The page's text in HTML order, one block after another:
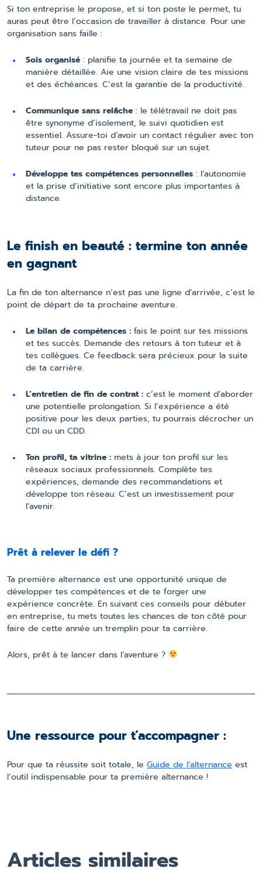
Si ton entreprise le propose, et si ton poste le permet, tu
auras peut être l’occasion de travailler à distance. Pour une
organisation sans faille :
Sois organisé : planifie ta journée et ta semaine de
manière détaillée. Aie une vision claire de tes missions
et des échéances. C’est la garantie de la productivité.
Communique sans relâche : le télétravail ne doit pas
être synonyme d’isolement, le suivi quotidien est
essentiel. Assure-toi d’avoir un contact régulier avec ton
tuteur pour ne pas rester bloqué sur un sujet.
Développe tes compétences personnelles : l’autonomie
et la prise d’initiative sont encore plus importantes à
distance.
Le finish en beauté : termine ton année
en gagnant
La fin de ton alternance n’est pas une ligne d’arrivée, c’est le
point de départ de ta prochaine aventure.
Le bilan de compétences : fais le point sur tes missions
et tes succès. Demande des retours à ton tuteur et à
tes collègues. Ce feedback sera précieux pour la suite
de ta carrière.
L’entretien de fin de contrat : c’est le moment d’aborder
une potentielle prolongation. Si l’expérience a été
positive pour les deux parties, tu pourrais décrocher un
CDI ou un CDD.
Ton profil, ta vitrine : mets à jour ton profil sur les
réseaux sociaux professionnels. Complète tes
expériences, demande des recommandations et
développe ton réseau. C’est un investissement pour
l’avenir.
Prêt à relever le défi ?
Ta première alternance est une opportunité unique de
développer tes compétences et de te forger une
expérience concrète. En suivant ces conseils pour débuter
en entreprise, tu mets toutes les chances de ton côté pour
faire de cette année un tremplin pour ta carrière.
Alors, prêt à te lancer dans l’aventure ?
Une ressource pour t’accompagner :
Pour que ta réussite soit totale, le Guide de l’alternance est
l’outil indispensable pour ta première alternance !
Articles similaires